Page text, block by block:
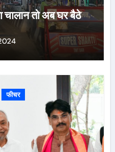
चालान तो अब घर बैठे
फीचर